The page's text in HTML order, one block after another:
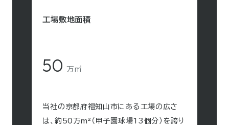
工場敷地面積
50 万㎡
当社の京都府福知山市にある工場の広さ
は、約50万m²（甲子園球場13個分）を誇り